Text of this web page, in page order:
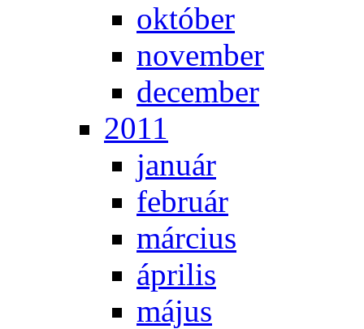
ok­tó­ber
no­vem­ber
de­cem­ber
2011
ja­nu­ár
feb­ru­ár
már­ci­us
áp­ri­lis
má­jus